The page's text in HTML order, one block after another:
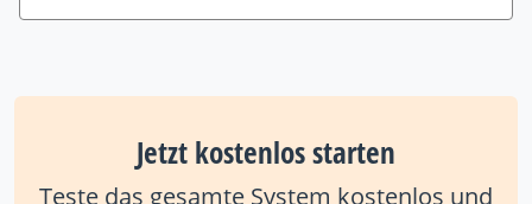
Jetzt kostenlos starten
Teste das gesamte System kostenlos und